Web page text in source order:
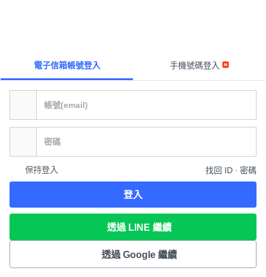
電子信箱帳號登入 手機號碼登入
保持登入 找回 ID ∙ 密碼
登入
透過 LINE 繼續
透過 Google 繼續